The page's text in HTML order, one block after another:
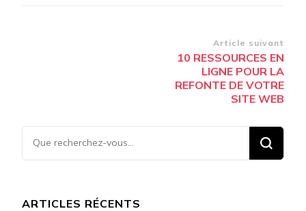
Article suivant
10 RESSOURCES EN
LIGNE POUR LA
REFONTE DE VOTRE
SITE WEB
Vous
recherchiez
ARTICLES RÉCENTS